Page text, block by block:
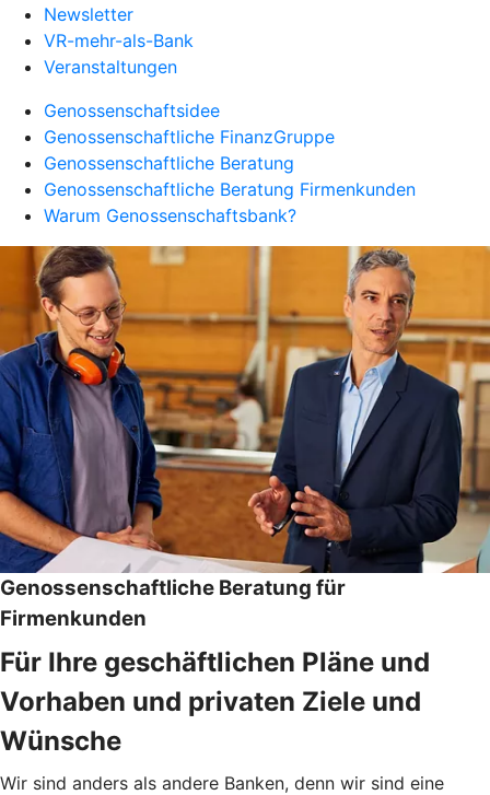
Newsletter
VR-mehr-als-Bank
Veranstaltungen
Genossenschaftsidee
Genossenschaftliche FinanzGruppe
Genossenschaftliche Beratung
Genossenschaftliche Beratung Firmenkunden
Warum Genossenschaftsbank?
Genossenschaftliche Beratung für
Firmenkunden
Für Ihre geschäftlichen Pläne und
Vorhaben und privaten Ziele und
Wünsche
Wir sind anders als andere Banken, denn wir sind eine